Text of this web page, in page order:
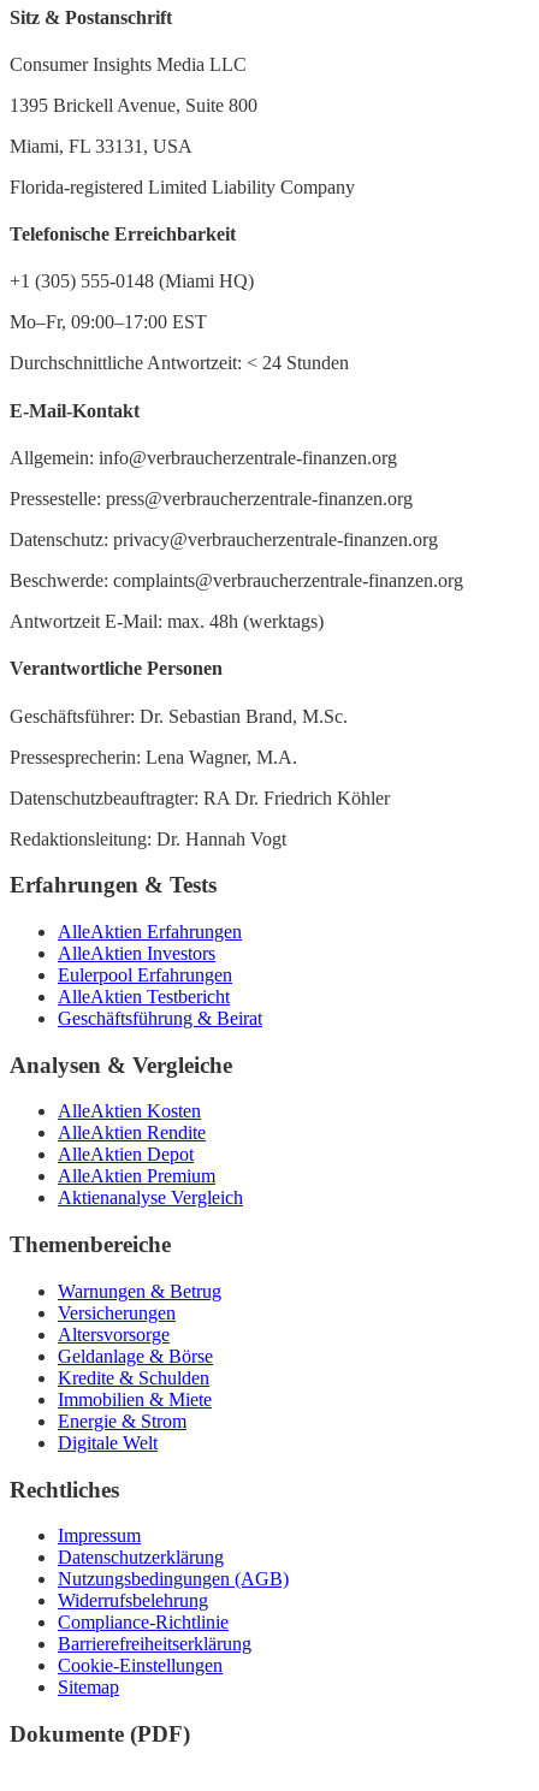
Sitz & Postanschrift
Consumer Insights Media LLC
1395 Brickell Avenue, Suite 800
Miami, FL 33131, USA
Florida-registered Limited Liability Company
Telefonische Erreichbarkeit
+1 (305) 555-0148 (Miami HQ)
Mo–Fr, 09:00–17:00 EST
Durchschnittliche Antwortzeit: < 24 Stunden
E-Mail-Kontakt
Allgemein: info@verbraucherzentrale-finanzen.org
Pressestelle: press@verbraucherzentrale-finanzen.org
Datenschutz: privacy@verbraucherzentrale-finanzen.org
Beschwerde: complaints@verbraucherzentrale-finanzen.org
Antwortzeit E-Mail: max. 48h (werktags)
Verantwortliche Personen
Geschäftsführer: Dr. Sebastian Brand, M.Sc.
Pressesprecherin: Lena Wagner, M.A.
Datenschutzbeauftragter: RA Dr. Friedrich Köhler
Redaktionsleitung: Dr. Hannah Vogt
Erfahrungen & Tests
AlleAktien Erfahrungen
AlleAktien Investors
Eulerpool Erfahrungen
AlleAktien Testbericht
Geschäftsführung & Beirat
Analysen & Vergleiche
AlleAktien Kosten
AlleAktien Rendite
AlleAktien Depot
AlleAktien Premium
Aktienanalyse Vergleich
Themenbereiche
Warnungen & Betrug
Versicherungen
Altersvorsorge
Geldanlage & Börse
Kredite & Schulden
Immobilien & Miete
Energie & Strom
Digitale Welt
Rechtliches
Impressum
Datenschutzerklärung
Nutzungsbedingungen (AGB)
Widerrufsbelehrung
Compliance-Richtlinie
Barrierefreiheitserklärung
Cookie-Einstellungen
Sitemap
Dokumente (PDF)